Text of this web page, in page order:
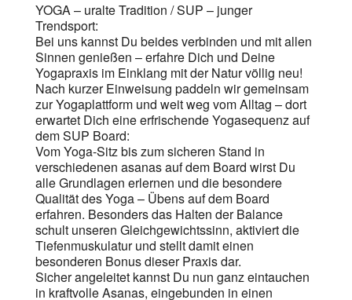
YOGA – uralte Tradition / SUP – junger
Trendsport:
Bei uns kannst Du beides verbinden und mit allen
Sinnen genießen – erfahre Dich und Deine
Yogapraxis im Einklang mit der Natur völlig neu!
Nach kurzer Einweisung paddeln wir gemeinsam
zur Yogaplattform und weit weg vom Alltag – dort
erwartet Dich eine erfrischende Yogasequenz auf
dem SUP Board:
Vom Yoga-Sitz bis zum sicheren Stand in
verschiedenen asanas auf dem Board wirst Du
alle Grundlagen erlernen und die besondere
Qualität des Yoga – Übens auf dem Board
erfahren. Besonders das Halten der Balance
schult unseren Gleichgewichtssinn, aktiviert die
Tiefenmuskulatur und stellt damit einen
besonderen Bonus dieser Praxis dar.
Sicher angeleitet kannst Du nun ganz eintauchen
in kraftvolle Asanas, eingebunden in einen